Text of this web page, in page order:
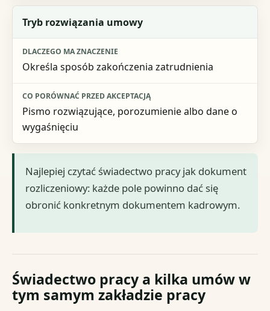
Tryb rozwiązania umowy
Określa sposób zakończenia zatrudnienia
Pismo rozwiązujące, porozumienie albo dane o
wygaśnięciu
Najlepiej czytać świadectwo pracy jak dokument
rozliczeniowy: każde pole powinno dać się
obronić konkretnym dokumentem kadrowym.
Świadectwo pracy a kilka umów w
tym samym zakładzie pracy